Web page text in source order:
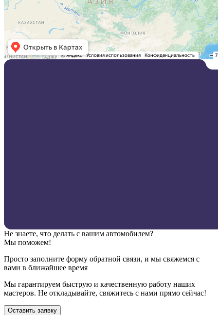
Не знаете, что делать с вашим автомобилем?
Мы поможем!
Просто заполните форму обратной связи, и мы свяжемся с
вами в ближайшее время
Мы гарантируем быструю и качественную работу наших
мастеров. Не откладывайте, свяжитесь с нами прямо сейчас!
Оставить заявку